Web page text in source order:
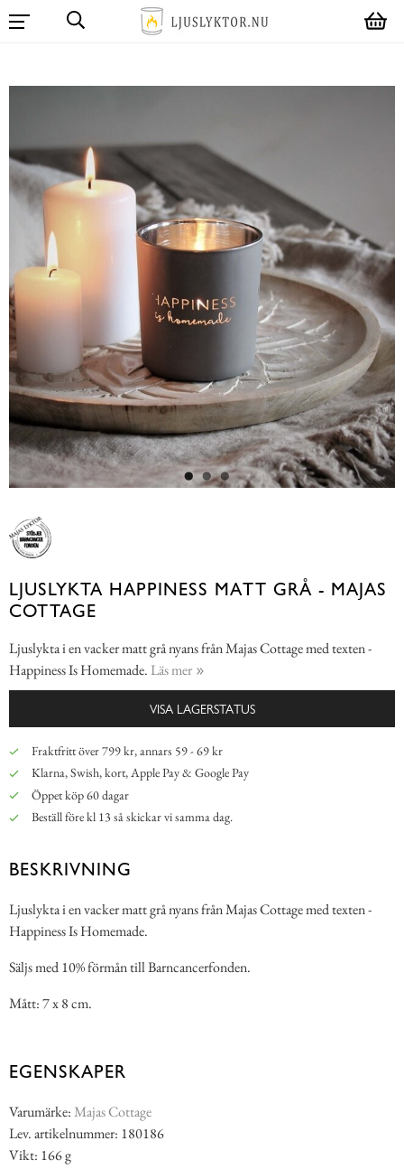
LJUSLYKTA HAPPINESS MATT GRÅ - MAJAS
COTTAGE
Ljuslykta i en vacker matt grå nyans från Majas Cottage med texten -
Happiness Is Homemade. Läs mer
VISA LAGERSTATUS
Fraktfritt över 799 kr, annars 59 - 69 kr
Klarna, Swish, kort, Apple Pay & Google Pay
Öppet köp 60 dagar
Beställ före kl 13 så skickar vi samma dag.
BESKRIVNING
Ljuslykta i en vacker matt grå nyans från Majas Cottage med texten -
Happiness Is Homemade.
Säljs med 10% förmån till Barncancerfonden.
Mått: 7 x 8 cm.
EGENSKAPER
Varumärke:Majas Cottage
Lev. artikelnummer: 180186
Vikt: 166 g